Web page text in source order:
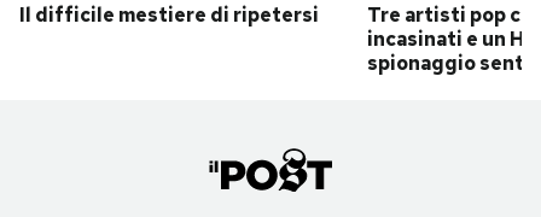
Il difficile mestiere di ripetersi
Tre artisti pop
incasinati e un
spionaggio